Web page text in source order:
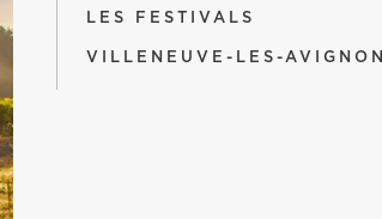
LES FESTIVALS
VILLENEUVE-LES-AVIGNON